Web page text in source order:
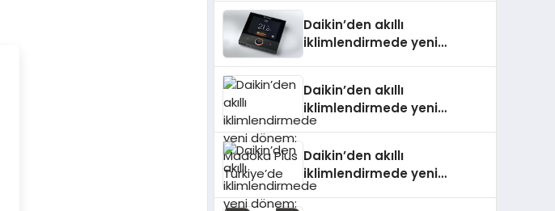
Daikin’den akıllı
iklimlendirmede yeni
Daikin’den akıllı
iklimlendirmede yeni
dönem: Madoka Plus
Daikin’den akıllı
iklimlendirmede yeni
dönem: Madoka Plus